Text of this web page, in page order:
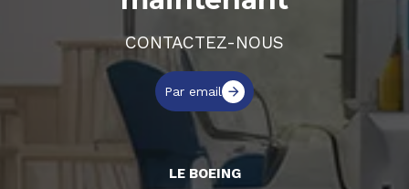
CONTACTEZ-NOUS
Par email
LE BOEING